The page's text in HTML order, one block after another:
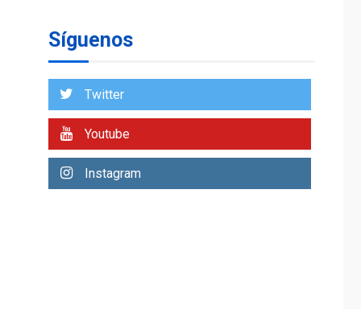
DESTACADOS
Gobierno nacional y
respaldaron desde el
Síguenos
Twitter
Youtube
Instagram